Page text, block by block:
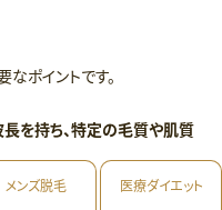
ポイントです。
を持ち、特定の毛質や肌質
メンズ脱毛 医療ダイエット